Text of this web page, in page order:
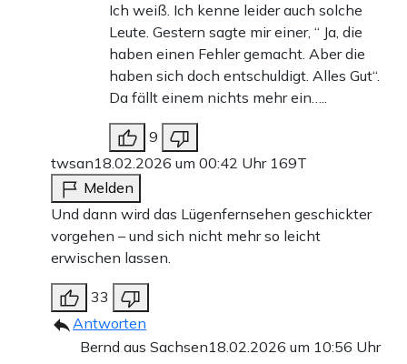
Ich weiß. Ich kenne leider auch solche
Leute. Gestern sagte mir einer, “ Ja, die
haben einen Fehler gemacht. Aber die
haben sich doch entschuldigt. Alles Gut“.
Da fällt einem nichts mehr ein…..
9
twsan18.02.2026 um 00:42 Uhr 169T
Melden
Und dann wird das Lügenfernsehen geschickter
vorgehen – und sich nicht mehr so leicht
erwischen lassen.
33
Antworten
Bernd aus Sachsen18.02.2026 um 10:56 Uhr